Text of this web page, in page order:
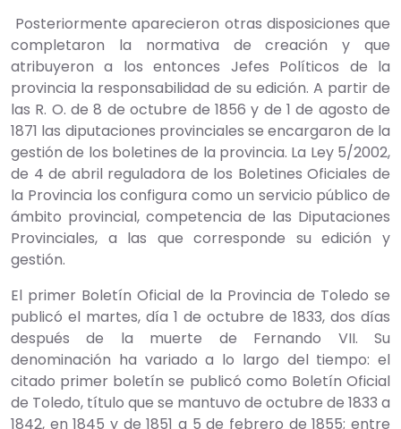
Posteriormente aparecieron otras disposiciones que
completaron la normativa de creación y que
atribuyeron a los entonces Jefes Políticos de la
provincia la responsabilidad de su edición. A partir de
las R. O. de 8 de octubre de 1856 y de 1 de agosto de
1871 las diputaciones provinciales se encargaron de la
gestión de los boletines de la provincia. La Ley 5/2002,
de 4 de abril reguladora de los Boletines Oficiales de
la Provincia los configura como un servicio público de
ámbito provincial, competencia de las Diputaciones
Provinciales, a las que corresponde su edición y
gestión.
El primer Boletín Oficial de la Provincia de Toledo se
publicó el martes, día 1 de octubre de 1833, dos días
después de la muerte de Fernando VII. Su
denominación ha variado a lo largo del tiempo: el
citado primer boletín se publicó como Boletín Oficial
de Toledo, título que se mantuvo de octubre de 1833 a
1842, en 1845 y de 1851 a 5 de febrero de 1855; entre